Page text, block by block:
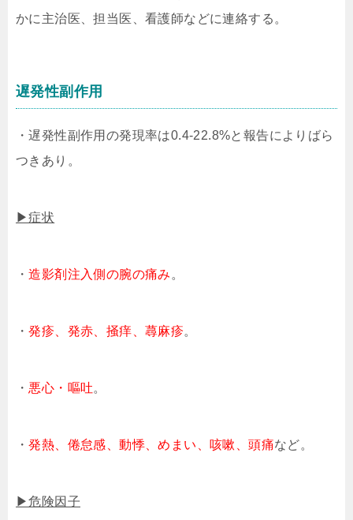
かに主治医、担当医、看護師などに連絡する。
遅発性副作用
・遅発性副作用の発現率は0.4-22.8%と報告によりばら
つきあり。
▶症状
・造影剤注入側の腕の痛み 。
・発疹、発赤、掻痒、蕁麻疹。
・ 悪心・嘔吐。
・発熱、倦怠感、動悸、めまい、咳嗽、頭痛など。
▶危険因子